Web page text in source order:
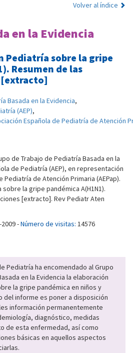
Volver al índice
en la Evidencia
Pediatría sobre la gripe
Resumen de las
[extracto]
Basada en la Evidencia,
(AEP),
Española de Pediatría de Atención
de Trabajo de Pediatría Basada en la
de Pediatría (AEP), en representación
Pediatría de Atención Primaria (AEPap).
la gripe pandémica A(H1N1).
[extracto]. Rev Pediatr Aten
-Número de visitas: 14576
Pediatría ha encomendado al Grupo
en la Evidencia la elaboración
la gripe pandémica en niños y
del informe es poner a disposición
información permanentemente
diagnóstico, medidas
de esta enfermedad, así como
básicas en aquellos aspectos